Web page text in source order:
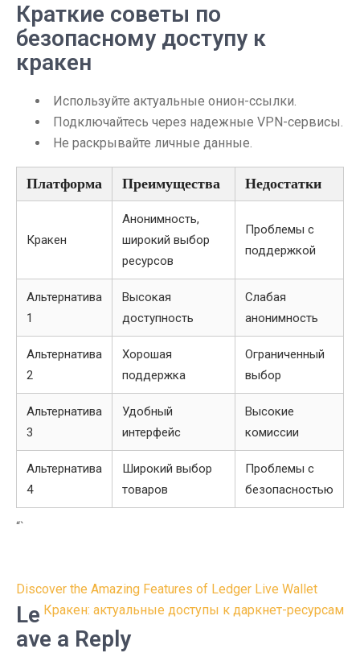
Краткие советы по
безопасному доступу к
кракен
Используйте актуальные онион-ссылки.
Подключайтесь через надежные VPN-сервисы.
Не раскрывайте личные данные.
Платформа Преимущества Недостатки
Кракен
Анонимность,
широкий выбор
ресурсов
Проблемы с
поддержкой
Альтернатива
1
Высокая
доступность
Слабая
анонимность
Альтернатива
2
Хорошая
поддержка
Ограниченный
выбор
Альтернатива
3
Удобный
интерфейс
Высокие
комиссии
Альтернатива
4
Широкий выбор
товаров
Проблемы с
безопасностью
“`
Post
navigation
Discover the Amazing Features of Ledger Live Wallet
Кракен: актуальные доступы к даркнет-ресурсам
Le
ave a Reply